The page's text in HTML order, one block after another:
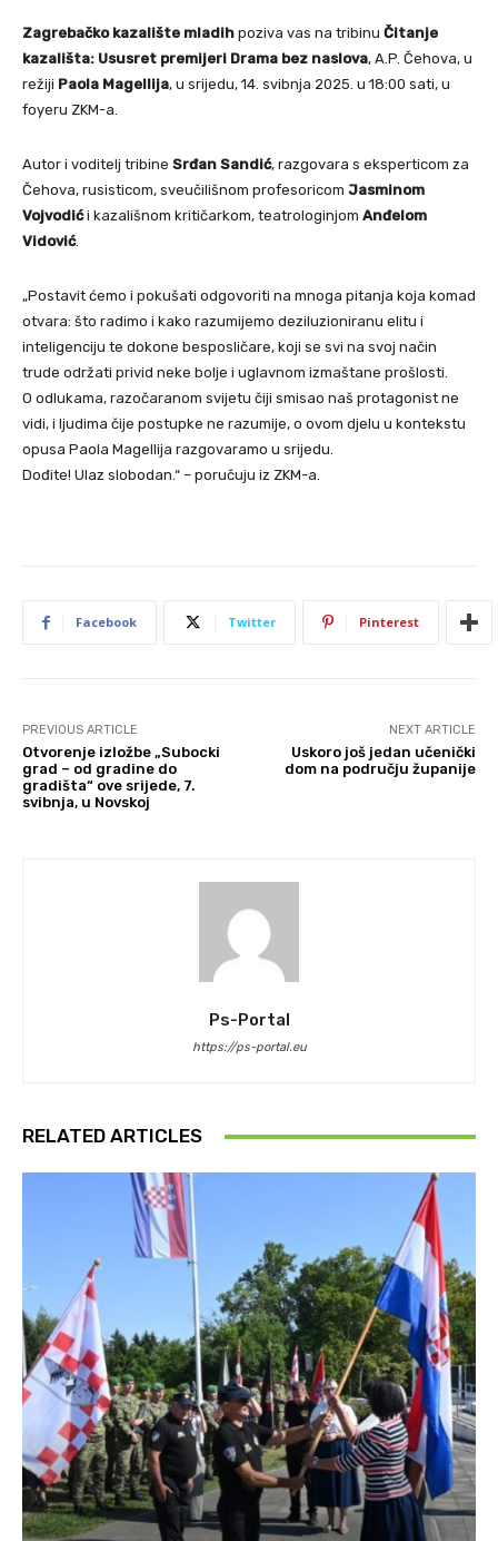
Zagrebačko kazalište mladih poziva vas na tribinu Čitanje
kazališta: Ususret premijeri Drama bez naslova, A.P. Čehova, u
režiji Paola Magellija, u srijedu, 14. svibnja 2025. u 18:00 sati, u
foyeru ZKM-a.
Autor i voditelj tribine Srđan Sandić, razgovara s eksperticom za
Čehova, rusisticom, sveučilišnom profesoricom Jasminom
Vojvodići kazališnom kritičarkom, teatrologinjom Anđelom
Vidović.
„Postavit ćemo i pokušati odgovoriti na mnoga pitanja koja komad
otvara: što radimo i kako razumijemo deziluzioniranu elitu i
inteligenciju te dokone besposličare, koji se svi na svoj način
trude održati privid neke bolje i uglavnom izmaštane prošlosti.
O odlukama, razočaranom svijetu čiji smisao naš protagonist ne
vidi, i ljudima čije postupke ne razumije, o ovom djelu u kontekstu
opusa Paola Magellija razgovaramo u srijedu.
Dođite! Ulaz slobodan.“ – poručuju iz ZKM-a.
Facebook Twitter Pinterest
PREVIOUS ARTICLE
Otvorenje izložbe „Subocki
grad – od gradine do
gradišta“ ove srijede, 7.
svibnja, u Novskoj
NEXT ARTICLE
Uskoro još jedan učenički
dom na području županije
Ps-Portal
https://ps-portal.eu
RELATED ARTICLES